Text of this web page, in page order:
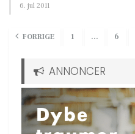
6. jul 2011
FORRIGE 1 … 6
ANNONCER